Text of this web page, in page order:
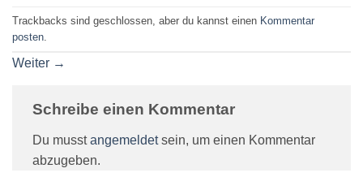
Trackbacks sind geschlossen, aber du kannst einen Kommentar
posten
Weiter →
Schreibe einen Kommentar
Du musstangemeldetsein, um einen Kommentar
abzugeben.